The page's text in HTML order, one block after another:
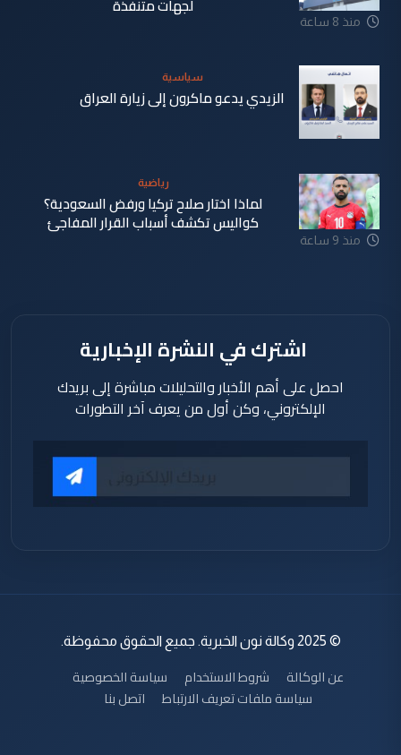
منذ 8 ساعة
لجهات متنفذة
سياسية
الزيدي يدعو ماكرون إلى زيارة العراق
منذ 9 ساعة
رياضية
لماذا اختار صلاح تركيا ورفض السعودية؟
كواليس تكشف أسباب القرار المفاجئ
اشترك في النشرة الإخبارية
احصل على أهم الأخبار والتحليلات مباشرة إلى بريدك
الإلكتروني، وكن أول من يعرف آخر التطورات
© 2025 وكالة نون الخبرية. جميع الحقوق محفوظة.
عن الوكالة شروط الاستخدام
سياسة الخصوصية
سياسة ملفات تعريف الارتباط
اتصل بنا